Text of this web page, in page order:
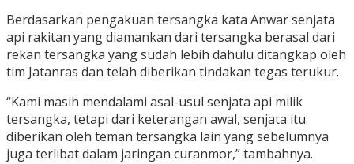
Berdasarkan pengakuan tersangka kata Anwar senjata
api rakitan yang diamankan dari tersangka berasal dari
rekan tersangka yang sudah lebih dahulu ditangkap oleh
tim Jatanras dan telah diberikan tindakan tegas terukur.
“Kami masih mendalami asal-usul senjata api milik
tersangka, tetapi dari keterangan awal, senjata itu
diberikan oleh teman tersangka lain yang sebelumnya
juga terlibat dalam jaringan curanmor,” tambahnya.